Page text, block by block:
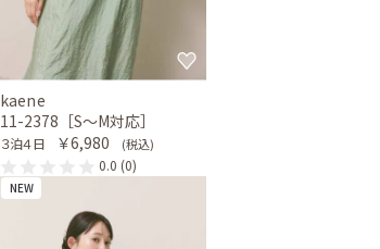
kaene
11-2378［S〜M対応］
３泊４日 ￥6,980 (税込)
0.0 (0)
NEW